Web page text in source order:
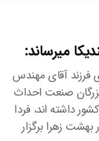
میرساند:
فرزند آقای مهندس
صنعت احداث
داشته اند، فردا
ساعت ۱۱ صبح در بهشت زهرا برگزار